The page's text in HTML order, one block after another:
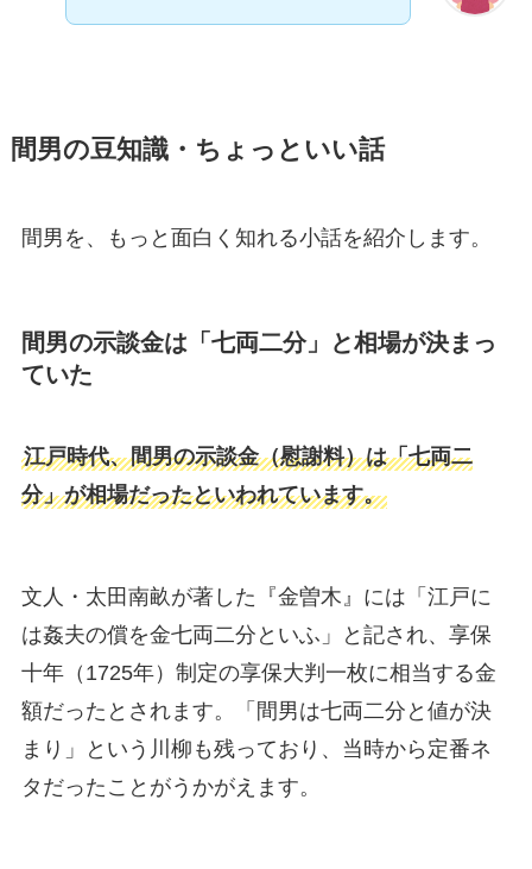
間男の豆知識・ちょっといい話
間男を、もっと面白く知れる小話を紹介します。
間男の示談金は「七両二分」と相場が決まっ
ていた
江戸時代、間男の示談金（慰謝料）は「七両二
分」が相場だったといわれています。
文人・太田南畝が著した『金曽木』には「江戸に
は姦夫の償を金七両二分といふ」と記され、享保
十年（1725年）制定の享保大判一枚に相当する金
額だったとされます。「間男は七両二分と値が決
まり」という川柳も残っており、当時から定番ネ
タだったことがうかがえます。